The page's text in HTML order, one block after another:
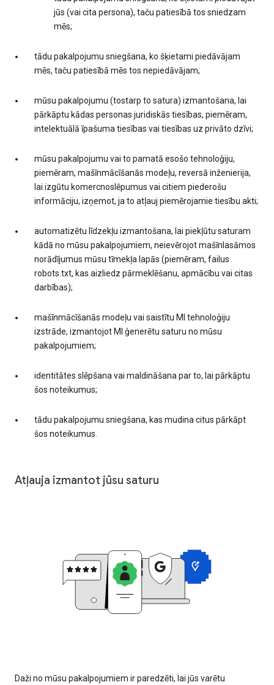
jūs (vai cita persona), taču patiesībā tos sniedzam
mēs;
tādu pakalpojumu sniegšana, ko šķietami piedāvājam
mēs, taču patiesībā mēs tos nepiedāvājam;
mūsu pakalpojumu (tostarp to satura) izmantošana, lai
pārkāptu kādas personas juridiskās tiesības, piemēram,
intelektuālā īpašuma tiesības vai tiesības uz privāto dzīvi;
mūsu pakalpojumu vai to pamatā esošo tehnoloģiju,
piemēram, mašīnmācīšanās modeļu, reversā inženierija,
lai izgūtu komercnoslēpumus vai citiem piederošu
informāciju, izņemot, ja to atļauj piemērojamie tiesību akti;
automatizētu līdzekļu izmantošana, lai piekļūtu saturam
kādā no mūsu pakalpojumiem, neievērojot mašīnlasāmos
norādījumus mūsu tīmekļa lapās (piemēram, failus
robots.txt, kas aizliedz pārmeklēšanu, apmācību vai citas
darbības);
mašīnmācīšanās modeļu vai saistītu MI tehnoloģiju
izstrāde, izmantojot MI ģenerētu saturu no mūsu
pakalpojumiem;
identitātes slēpšana vai maldināšana par to, lai pārkāptu
šos noteikumus;
tādu pakalpojumu sniegšana, kas mudina citus pārkāpt
šos noteikumus.
Atļauja izmantot jūsu saturu
Daži no mūsu pakalpojumiem ir paredzēti, lai jūs varētu